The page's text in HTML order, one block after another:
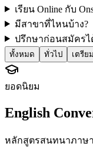
เรียน Online กับ
มีสาขาที่ไหนบ้าง?
ปรึกษาก่อนสมัครไ
ทั้งหมด ทั่วไป เตรีย
ยอดนิยม
English
หลักสูตรสนทนาภาษ